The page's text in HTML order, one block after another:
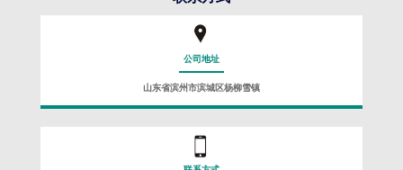
公司地址
山东省滨州市滨城区杨柳雪镇